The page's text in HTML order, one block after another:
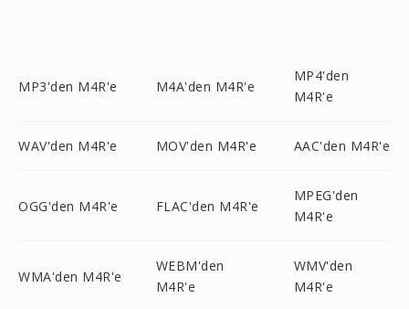
MP3'den M4R'e M4A'den M4R'e
MP4'den
M4R'e
WAV'den M4R'e MOV'den M4R'e AAC'den M4R'e
OGG'den M4R'e FLAC'den M4R'e
MPEG'den
M4R'e
WMA'den M4R'e
WEBM'den
M4R'e
WMV'den
M4R'e